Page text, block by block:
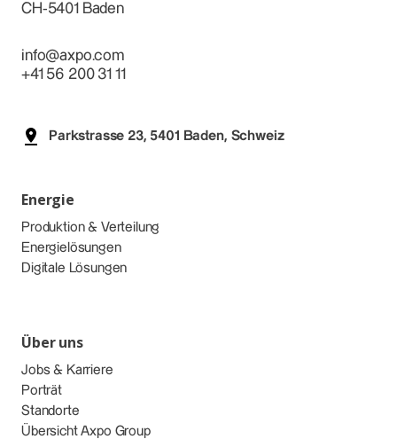
CH-5401 Baden
info@axpo.com
+41 56 200 31 11
Parkstrasse 23, 5401 Baden, Schweiz
Energie
Produktion & Verteilung
Energielösungen
Digitale Lösungen
Über uns
Jobs & Karriere
Porträt
Standorte
Übersicht Axpo Group